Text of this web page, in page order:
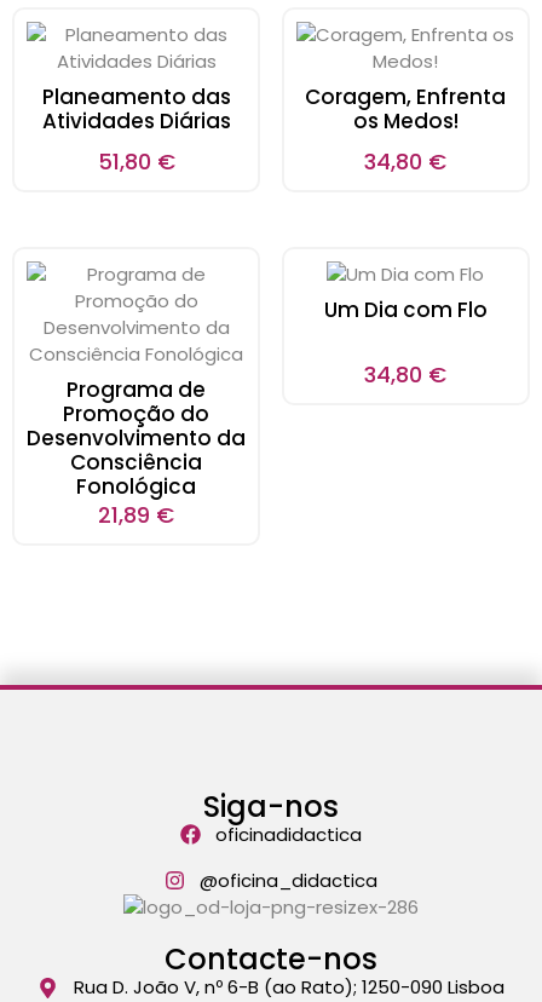
Planeamento das
Atividades Diárias
51,80 €
Coragem, Enfrenta
os Medos!
34,80 €
Programa de
Promoção do
Desenvolvimento da
Consciência
Fonológica
21,89 €
Um Dia com Flo
34,80 €
Siga-nos
oficinadidactica
@oficina_didactica
Contacte-nos
Rua D. João V, nº 6-B (ao Rato); 1250-090 Lisboa